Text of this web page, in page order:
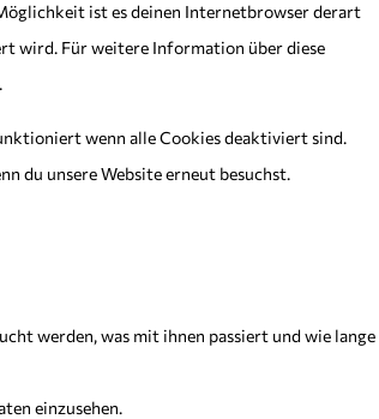
ist es deinen Internetbrowser derart
wird. Für weitere Information über diese
wenn alle Cookies deaktiviert sind.
du unsere Website erneut besuchst.
werden, was mit ihnen passiert und wie lange
einzusehen.